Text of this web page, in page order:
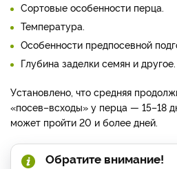
Сортовые особенности перца.
Температура.
Особенности предпосевной
Глубина заделки семян и другое.
Установлено, что средняя
«посев–всходы» у перца — 15–18
может пройти 20 и более дней.
Обратите внимание!